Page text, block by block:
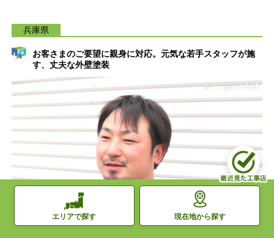
兵庫県
お客さまのご要望に親身に対応。元気な若手スタッフが施
す、丈夫な外壁塗装
エリアで探す 現在地から探す